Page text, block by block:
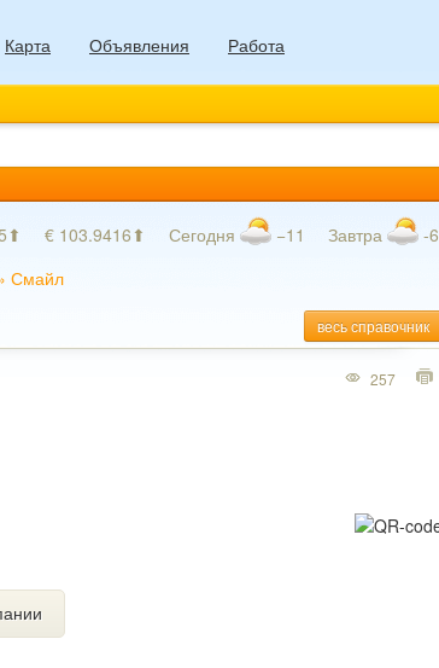
Карта Объявления Работа
€ 103.9416⬆ Сегодня −11 Завтра -6
Смайл
весь справочник
257